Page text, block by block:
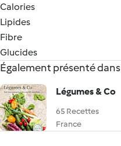
Calories
Lipides
Fibre
Glucides
Également présenté dans
Légumes & Co
65 Recettes
France